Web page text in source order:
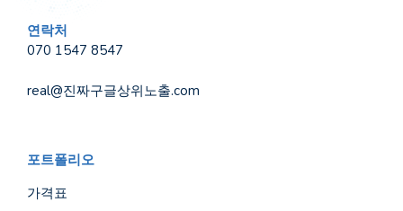
연락처
070 1547 8547
real@진짜구글상위노출.com
포트폴리오
가격표